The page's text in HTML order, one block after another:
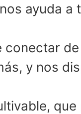
ayuda
y nos